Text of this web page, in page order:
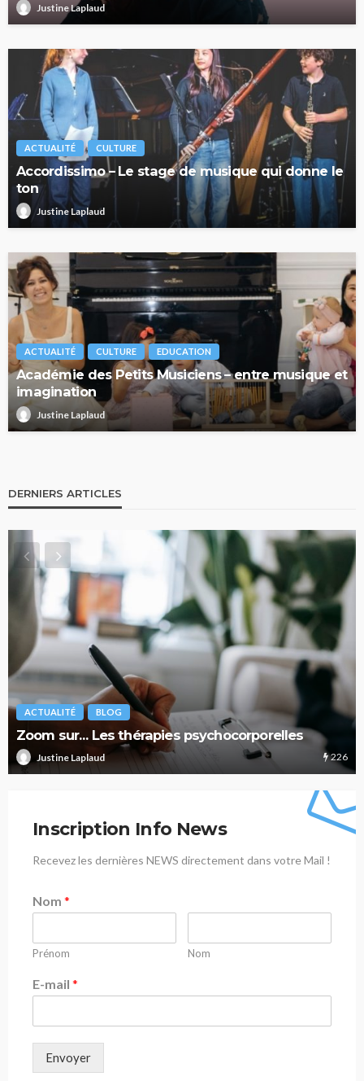
Justine Laplaud
ACTUALITÉ CULTURE
Accordissimo – Le stage de musique qui donne le
ton
Justine Laplaud
ACTUALITÉ CULTURE EDUCATION
Académie des Petits Musiciens – entre musique et
imagination
Justine Laplaud
DERNIERS ARTICLES
ACTUALITÉ BLOG
Zoom sur… Les thérapies psychocorporelles
Justine Laplaud 226
Inscription Info News
Recevez les dernières NEWS directement dans votre Mail !
Nom *
Prénom Nom
E-mail *
Envoyer